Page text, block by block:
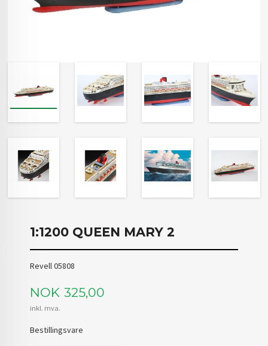
1:1200 QUEEN MARY 2
Revell 05808
Pris
NOK 325,00
inkl. mva.
Bestillingsvare